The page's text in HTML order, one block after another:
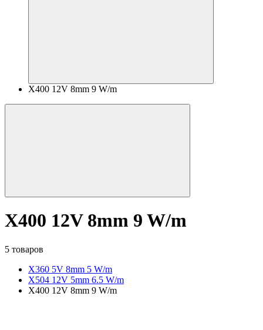
X400 12V 8mm 9 W/m
X400 12V 8mm 9 W/m
5 товаров
X360 5V 8mm 5 W/m
X504 12V 5mm 6.5 W/m
X400 12V 8mm 9 W/m